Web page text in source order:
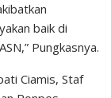
baik di
Pungkasnya.
Ciamis, Staf